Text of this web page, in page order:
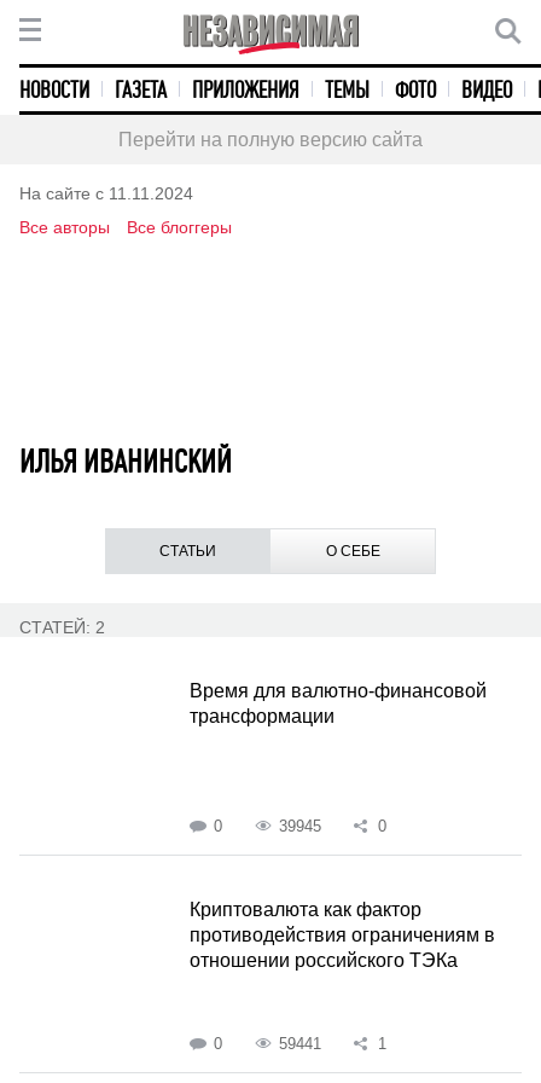
НОВОСТИ ГАЗЕТА ПРИЛОЖЕНИЯ ТЕМЫ ФОТО ВИДЕО
Перейти на полную версию сайта
На сайте с 11.11.2024
Все авторы
Все блоггеры
ИЛЬЯ ИВАНИНСКИЙ
СТАТЬИ О СЕБЕ
СТАТЕЙ: 2
Время для валютно-финансовой
трансформации
0 39945 0
Криптовалюта как фактор
противодействия ограничениям в
отношении российского ТЭКа
0 59441 1